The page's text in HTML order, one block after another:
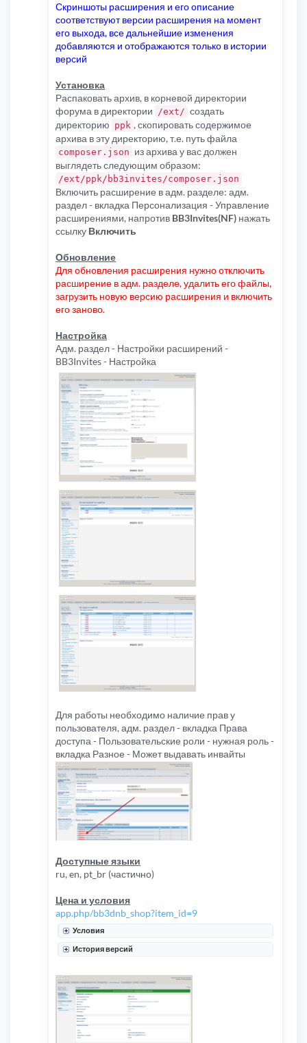
Скриншоты расширения и его описание
соответствуют версии расширения на момент
его выхода, все дальнейшие изменения
добавляются и отображаются только в истории
версий
Установка
Распаковать архив, в корневой директории
форума в директории /ext/ создать
директорию ppk , скопировать содержимое
архива в эту директорию, т.е. путь файла
composer.json из архива у вас должен
выглядеть следующим образом:
/ext/ppk/bb3invites/composer.json
Включить расширение в адм. разделе: адм.
раздел - вкладка Персонализация - Управление
расширениями, напротив BB3Invites(NF) нажать
ссылку Включить
Обновление
Для обновления расширения нужно отключить
расширение в адм. разделе, удалить его файлы,
загрузить новую версию расширения и включить
его заново.
Настройка
Адм. раздел - Настройки расширений -
BB3Invites - Настройка
Для работы необходимо наличие прав у
пользователя, адм. раздел - вкладка Права
доступа - Пользовательские роли - нужная роль -
вкладка Разное - Может выдавать инвайты
Доступные языки
ru, en, pt_br (частично)
Цена и условия
app.php/bb3dnb_shop?item_id=9
Условия
История версий